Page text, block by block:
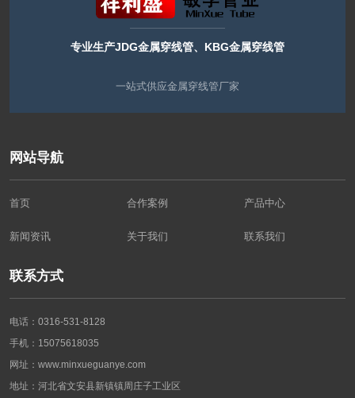
专业生产JDG金属穿线管、KBG金属穿线管
一站式供应金属穿线管厂家
网站导航
首页 合作案例 产品中心
新闻资讯 关于我们 联系我们
联系方式
电话：0316-531-8128
手机：15075618035
网址：www.minxueguanye.com
地址：河北省文安县新镇镇周庄子工业区